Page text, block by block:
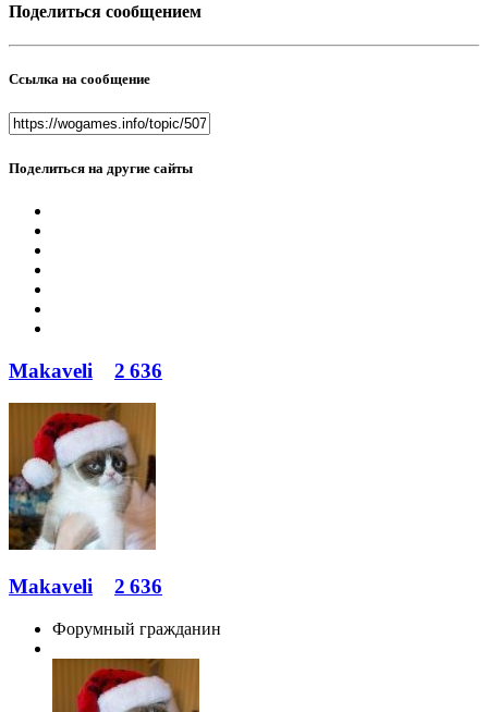
Поделиться сообщением
Ссылка на сообщение
Поделиться на другие сайты
Makaveli 2 636
Makaveli 2 636
Форумный гражданин